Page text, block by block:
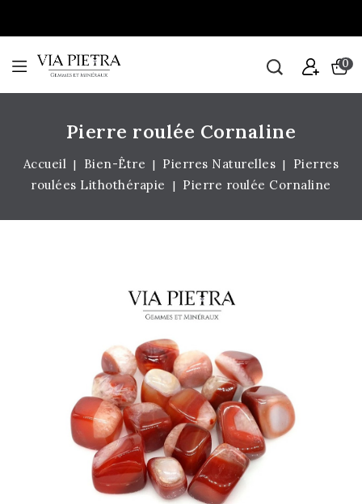
0
Pierre roulée Cornaline
Accueil Bien-Être Pierres Naturelles
Pierres
roulées Lithothérapie
Pierre roulée Cornaline